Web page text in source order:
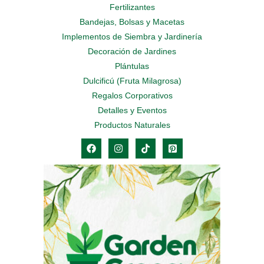
Fertilizantes
Bandejas, Bolsas y Macetas
Implementos de Siembra y Jardinería
Decoración de Jardines
Plántulas
Dulcificú (Fruta Milagrosa)
Regalos Corporativos
Detalles y Eventos
Productos Naturales